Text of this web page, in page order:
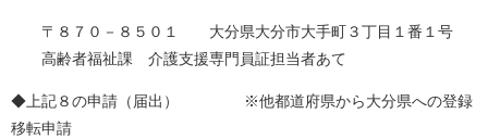
〒８７０－８５０１ 大分県大分市大手町３丁目１番１号
高齢者福祉課 介護支援専門員証担当者あて
◆上記８の申請（届出） ※他都道府県から大分県への登録
移転申請